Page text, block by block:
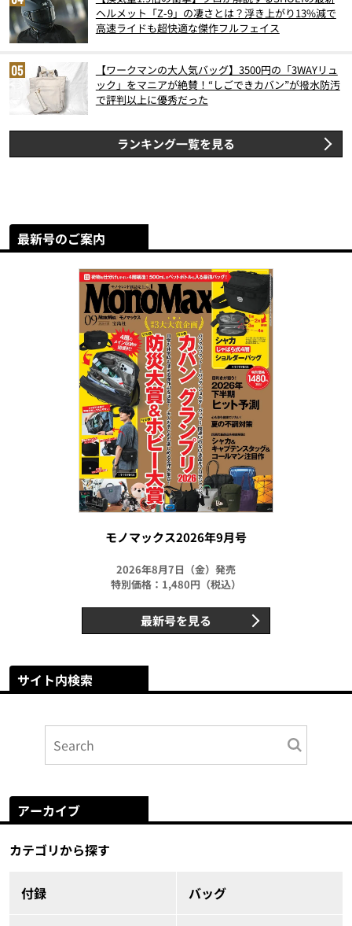
ヘルメット「Z-9」の凄さとは？浮き上がり13%減で
高速ライドも超快適な傑作フルフェイス
【ワークマンの大人気バッグ】3500円の「3WAYリュ
ック」をマニアが絶賛！“しごできカバン”が撥水防汚
で評判以上に優秀だった
ランキング一覧を見る
最新号のご案内
モノマックス2026年9月号
2026年8月7日（金）発売
特別価格：1,480円（税込）
最新号を見る
サイト内検索
アーカイブ
カテゴリから探す
付録 バッグ